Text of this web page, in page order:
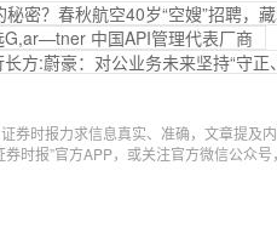
秘密？春秋航空40岁“空嫂”招聘，
G,ar—tner 中国API管理代表厂商
方:蔚豪：对公业务未来坚持“守
券时报力求信息真实、准确，文章提及
券时报”官方APP，或关注官方微信公众